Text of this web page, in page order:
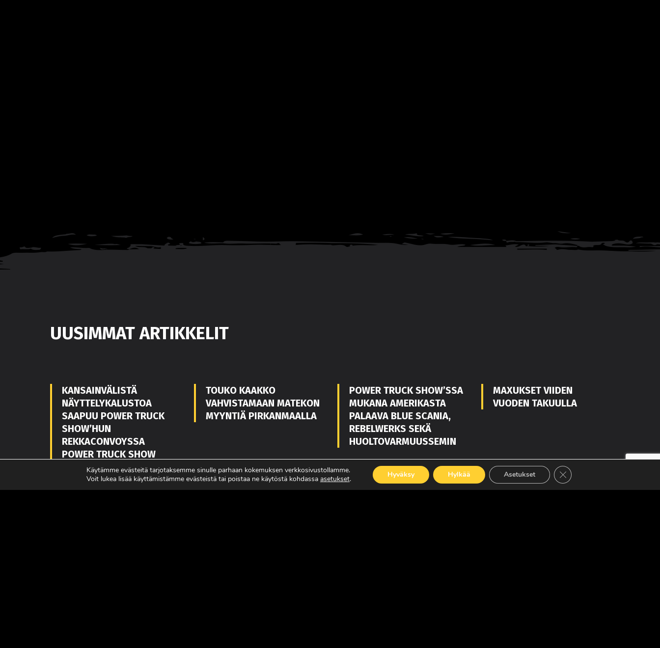
UUSIMMAT ARTIKKELIT
KANSAINVÄLISTÄ
NÄYTTELYKALUSTOA
SAAPUU POWER TRUCK
SHOW’HUN
REKKACONVOYSSA
POWER TRUCK SHOW
7.-8.8.2
TOUKO KAAKKO
VAHVISTAMAAN MATEKON
MYYNTIÄ PIRKANMAALLA
POWER TRUCK SHOW’SSA
MUKANA AMERIKASTA
PALAAVA BLUE SCANIA,
REBELWERKS SEKÄ
HUOLTOVARMUUSSEMIN
LUE LISÄÄ
MAXUKSET VIIDEN
VUODEN TAKUULLA
LUE LISÄÄ
Käytämme evästeitä tarjotaksemme sinulle parhaan kokemuksen verkkosivustollamme.
Voit lukea lisää käyttämistämme evästeistä tai poistaa ne käytöstä kohdassa asetukset. Hyväksy Hylkää Asetukset Sulje evästebanneri